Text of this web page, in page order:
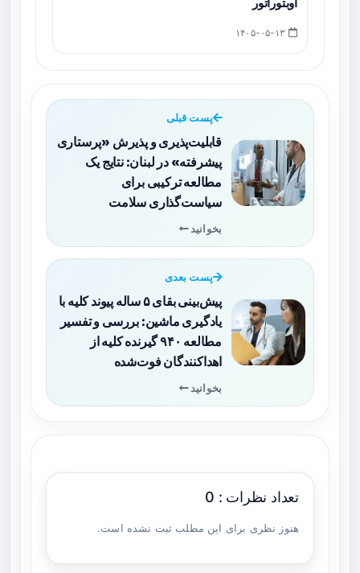
اوبتوراتور
پست قبلی
قابلیت‌پذیری و پذیرش «پرستاری
پیشرفته» در لبنان: نتایج یک
مطالعه ترکیبی برای
سیاست‌گذاری سلامت
بخوانید
پست بعدی
پیش‌بینی بقای ۵ ساله پیوند کلیه با
یادگیری ماشین: بررسی و تفسیر
مطالعه ۹۴۰ گیرنده کلیه از
اهداکنندگان فوت‌شده
بخوانید
تعداد نظرات : 0
هنوز نظری برای این مطلب ثبت نشده است.